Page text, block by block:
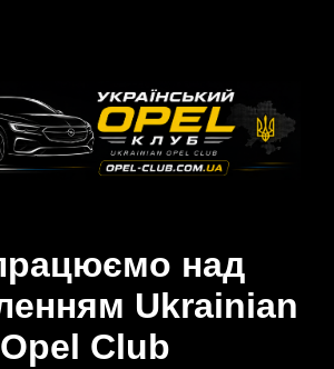
над
Ukrainian
Opel Club